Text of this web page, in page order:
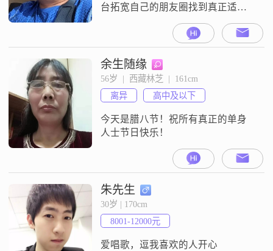
台拓宽自己的朋友圈找到真正适合
暖的家来渡过余生。爱上一个人就
会掏心掏肺！
余生随缘
56岁  |  西藏林芝  |  161cm
离异
高中及以下
今天是腊八节！祝所有真正的单身
人士节日快乐！
朱先生
30岁 | 170cm
8001-12000元
爱唱歌，逗我喜欢的人开心